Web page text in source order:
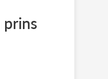
prins